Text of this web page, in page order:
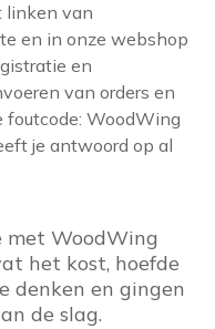
linken van
en in onze webshop
en
van orders en
foutcode: WoodWing
je antwoord op al
met WoodWing
het kost, hoefde
denken en gingen
de slag.